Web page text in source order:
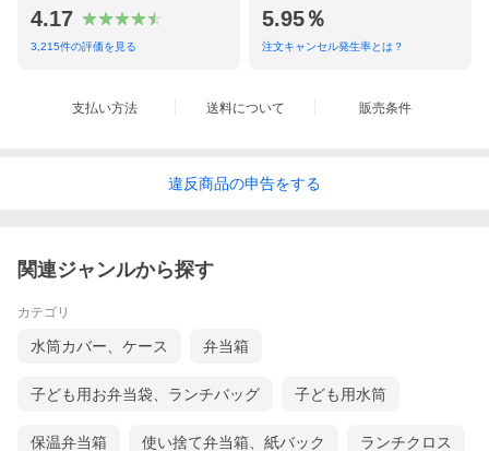
4.17
3,215件の評価を見る
5.95％
注文キャンセル発生率とは？
支払い方法 送料について 販売条件
違反商品の申告をする
関連ジャンルから探す
カテゴリ
水筒カバー、ケース 弁当箱
子ども用お弁当袋、ランチバッグ 子ども用水筒
保温弁当箱 使い捨て弁当箱、紙バック ランチクロス